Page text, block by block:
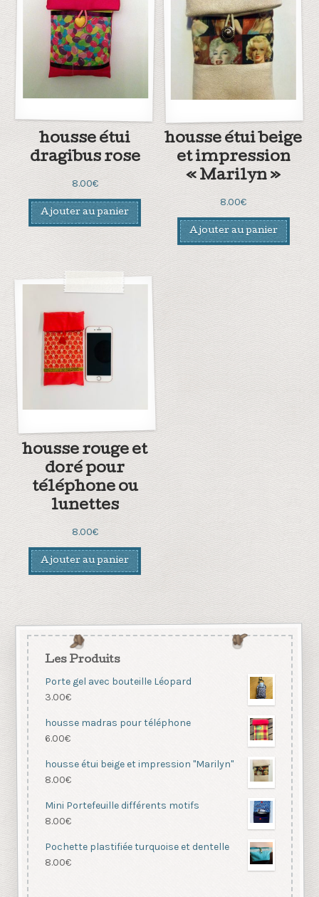
housse étui
dragibus rose
8.00€
Ajouter au panier
housse étui beige
et impression
« Marilyn »
8.00€
Ajouter au panier
housse rouge et
doré pour
téléphone ou
lunettes
8.00€
Ajouter au panier
Les Produits
Porte gel avec bouteille Léopard
3.00€
housse madras pour téléphone
6.00€
housse étui beige et impression "Marilyn"
8.00€
Mini Portefeuille différents motifs
8.00€
Pochette plastifiée turquoise et dentelle
8.00€